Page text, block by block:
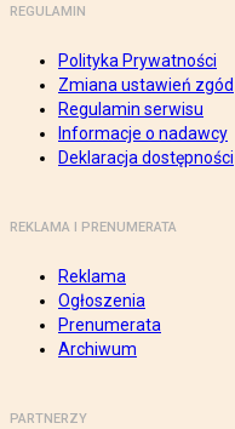
REGULAMIN
Polityka Prywatności
Zmiana ustawień zgód
Regulamin serwisu
Informacje o nadawcy
Deklaracja dostępności
REKLAMA I PRENUMERATA
Reklama
Ogłoszenia
Prenumerata
Archiwum
PARTNERZY